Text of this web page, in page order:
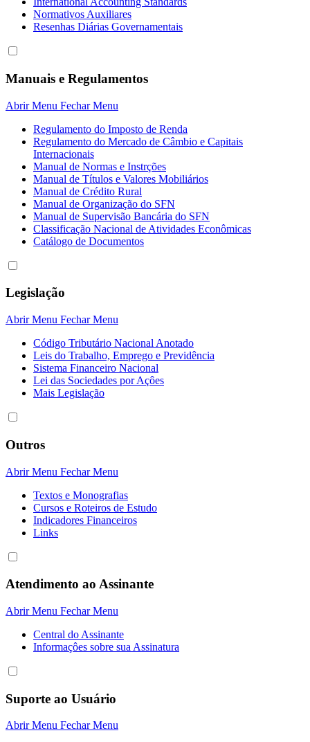
Normativos Auxiliares
Resenhas Diárias Governamentais
Manuais e Regulamentos
Abrir Menu Fechar Menu
Regulamento do Imposto de Renda
Regulamento do Mercado de Câmbio e Capitais
Internacionais
Manual de Normas e Instrções
Manual de Títulos e Valores Mobiliários
Manual de Crédito Rural
Manual de Organização do SFN
Manual de Supervisão Bancária do SFN
Classificação Nacional de Atividades Econômicas
Catálogo de Documentos
Legislação
Abrir Menu Fechar Menu
Código Tributário Nacional Anotado
Leis do Trabalho, Emprego e Previdência
Sistema Financeiro Nacional
Lei das Sociedades por Açôes
Mais Legislação
Outros
Abrir Menu Fechar Menu
Textos e Monografias
Cursos e Roteiros de Estudo
Indicadores Financeiros
Links
Atendimento ao Assinante
Abrir Menu Fechar Menu
Central do Assinante
Informaçôes sobre sua Assinatura
Suporte ao Usuário
Abrir Menu Fechar Menu